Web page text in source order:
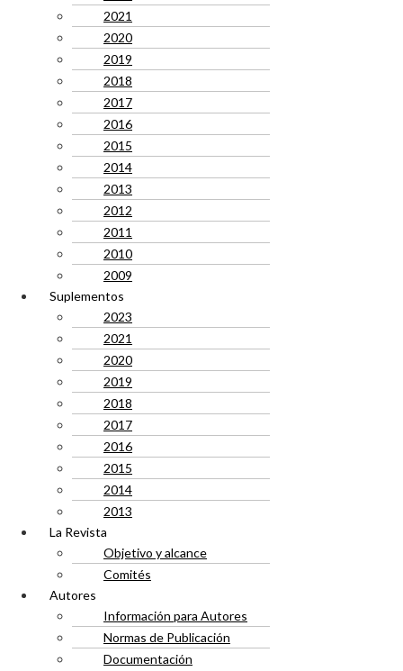
2021
2020
2019
2018
2017
2016
2015
2014
2013
2012
2011
2010
2009
Suplementos
2023
2021
2020
2019
2018
2017
2016
2015
2014
2013
La Revista
Objetivo y alcance
Comités
Autores
Información para Autores
Normas de Publicación
Documentación